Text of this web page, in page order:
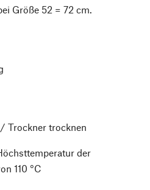
Größe 52 = 72 cm.
Trockner trocknen
der
110 °C